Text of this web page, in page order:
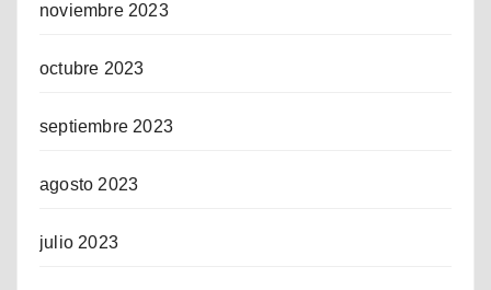
noviembre 2023
octubre 2023
septiembre 2023
agosto 2023
julio 2023